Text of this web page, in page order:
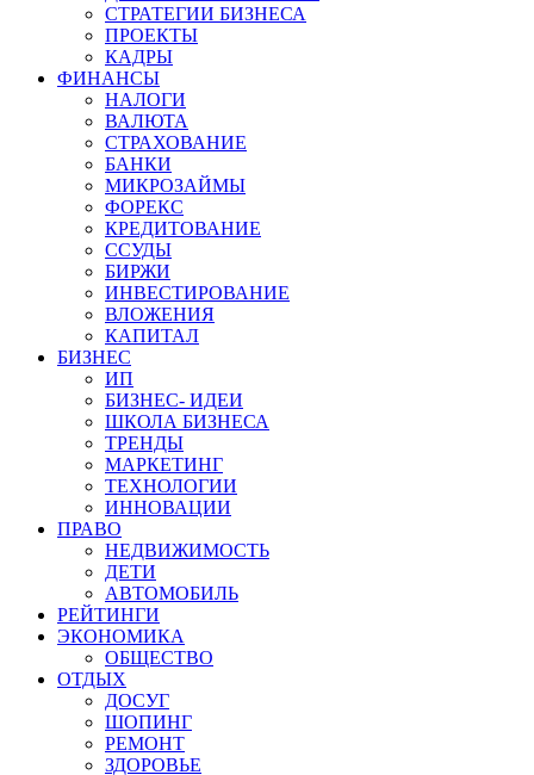
СТРАТЕГИИ БИЗНЕСА
ПРОЕКТЫ
КАДРЫ
ФИНАНСЫ
НАЛОГИ
ВАЛЮТА
СТРАХОВАНИЕ
БАНКИ
МИКРОЗАЙМЫ
ФОРЕКС
КРЕДИТОВАНИЕ
ССУДЫ
БИРЖИ
ИНВЕСТИРОВАНИЕ
ВЛОЖЕНИЯ
КАПИТАЛ
БИЗНЕС
ИП
БИЗНЕС- ИДЕИ
ШКОЛА БИЗНЕСА
ТРЕНДЫ
МАРКЕТИНГ
ТЕХНОЛОГИИ
ИННОВАЦИИ
ПРАВО
НЕДВИЖИМОСТЬ
ДЕТИ
АВТОМОБИЛЬ
РЕЙТИНГИ
ЭКОНОМИКА
ОБЩЕСТВО
ОТДЫХ
ДОСУГ
ШОПИНГ
РЕМОНТ
ЗДОРОВЬЕ